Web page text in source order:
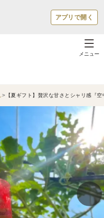
アプリで開く
メニュー
【夏ギフト】贅沢な甘さとシャリ感『